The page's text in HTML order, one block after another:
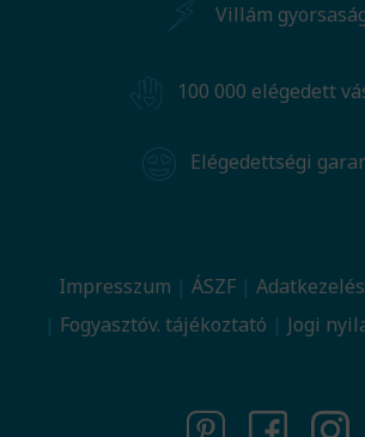
Villám
100 000 elégedett
Elégedettségi
Impresszum ÁSZF
Fogyasztóv. tájékoztató
Jogi